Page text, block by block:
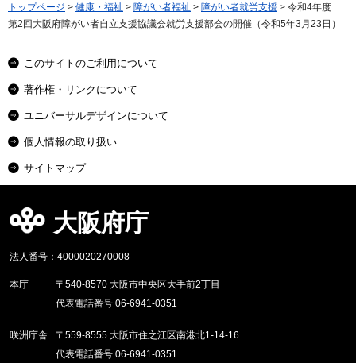
トップページ > 健康・福祉 > 障がい者福祉 > 障がい者就労支援 > 令和4年度
第2回大阪府障がい者自立支援協議会就労支援部会の開催（令和5年3月23日）
このサイトのご利用について
著作権・リンクについて
ユニバーサルデザインについて
個人情報の取り扱い
サイトマップ
大阪府庁
法人番号：4000020270008
本庁
〒540-8570 大阪市中央区大手前2丁目
代表電話番号 06-6941-0351
咲洲庁舎
〒559-8555 大阪市住之江区南港北1-14-16
代表電話番号 06-6941-0351